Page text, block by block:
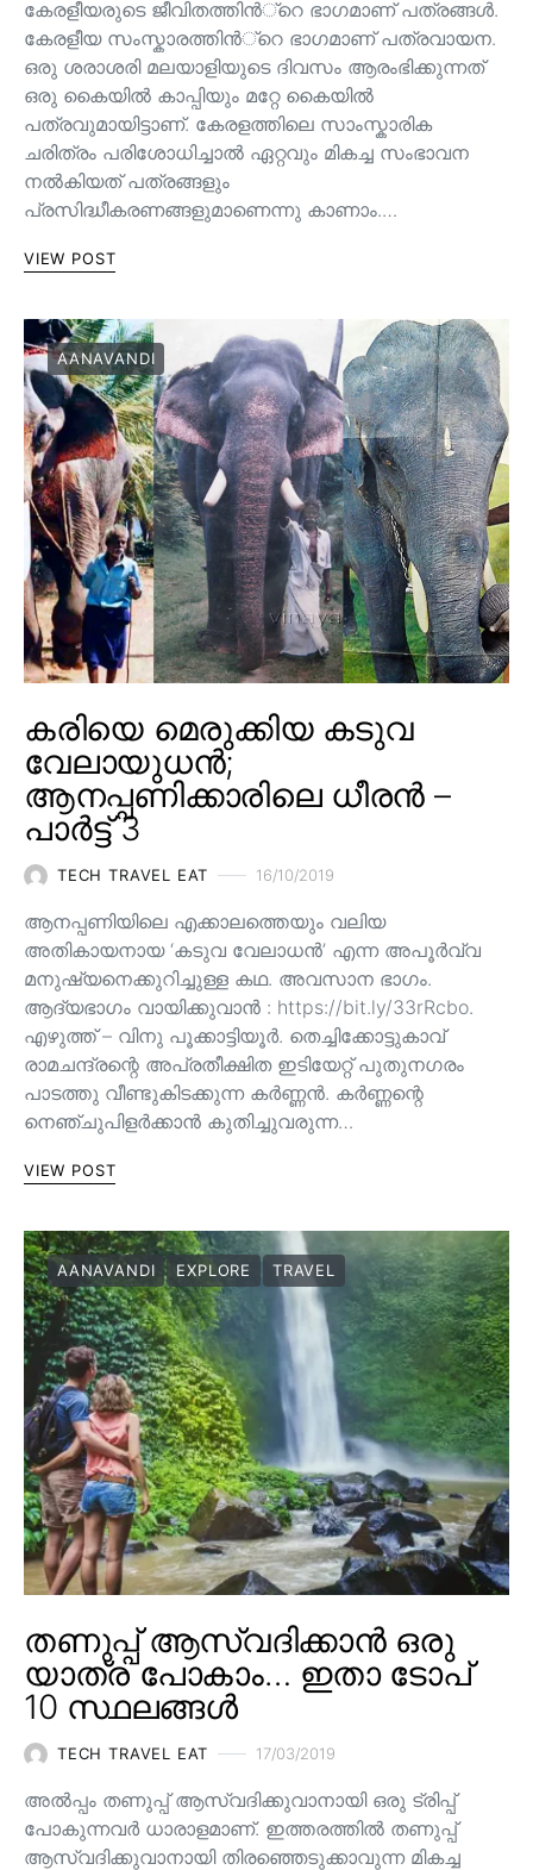
കേരളീയരുടെ ജീവിതത്തിന്‍്റെ ഭാഗമാണ് പത്രങ്ങള്‍.
കേരളീയ സംസ്കാരത്തിന്‍്റെ ഭാഗമാണ് പത്രവായന.
ഒരു ശരാശരി മലയാളിയുടെ ദിവസം ആരംഭിക്കുന്നത്
ഒരു കൈയില്‍ കാപ്പിയും മറ്റേ കൈയില്‍
പത്രവുമായിട്ടാണ്. കേരളത്തിലെ സാംസ്കാരിക
ചരിത്രം പരിശോധിച്ചാല്‍ ഏറ്റവും മികച്ച സംഭാവന
നല്‍കിയത് പത്രങ്ങളും
പ്രസിദ്ധീകരണങ്ങളുമാണെന്നു കാണാം.…
VIEW POST
AANAVANDI
കരിയെ മെരുക്കിയ കടുവ
വേലായുധൻ;
ആനപ്പണിക്കാരിലെ ധീരൻ –
പാർട്ട് 3
TECH TRAVEL EAT 16/10/2019
ആനപ്പണിയിലെ എക്കാലത്തെയും വലിയ
അതികായനായ ‘കടുവ വേലാധൻ’ എന്ന അപൂർവ്വ
മനുഷ്യനെക്കുറിച്ചുള്ള കഥ. അവസാന ഭാഗം.
ആദ്യഭാഗം വായിക്കുവാൻ : https://bit.ly/33rRcbo.
എഴുത്ത് – വിനു പൂക്കാട്ടിയൂർ. തെച്ചിക്കോട്ടുകാവ്
രാമചന്ദ്രന്റെ അപ്രതീക്ഷിത ഇടിയേറ്റ് പുതുനഗരം
പാടത്തു വീണ്ടുകിടക്കുന്ന കർണ്ണൻ. കർണ്ണന്റെ
നെഞ്ചുപിളർക്കാൻ കുതിച്ചുവരുന്ന…
VIEW POST
AANAVANDI EXPLORE TRAVEL
തണുപ്പ് ആസ്വദിക്കാൻ ഒരു
യാത്ര പോകാം… ഇതാ ടോപ്
10 സ്ഥലങ്ങൾ
TECH TRAVEL EAT 17/03/2019
അൽപ്പം തണുപ്പ് ആസ്വദിക്കുവാനായി ഒരു ട്രിപ്പ്
പോകുന്നവർ ധാരാളമാണ്. ഇത്തരത്തിൽ തണുപ്പ്
ആസ്വദിക്കുവാനായി തിരഞ്ഞെടുക്കാവുന്ന മികച്ച